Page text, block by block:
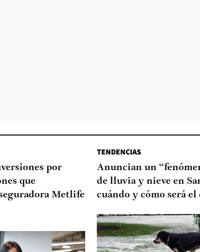
por
que
Metlife
TENDENCIAS
Anuncian un
de lluvia y nieve en
cuándo y cómo será el